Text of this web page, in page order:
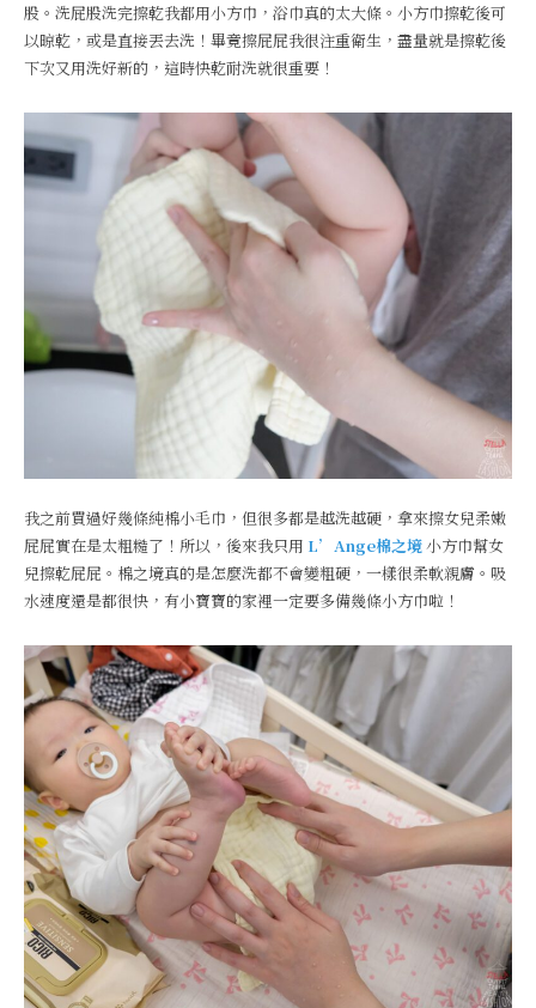
股。洗屁股洗完擦乾我都用小方巾，浴巾真的太大條。小方巾擦乾後可
以晾乾，或是直接丟去洗！畢竟擦屁屁我很注重衛生，盡量就是擦乾後
下次又用洗好新的，這時快乾耐洗就很重要！
我之前買過好幾條純棉小毛巾，但很多都是越洗越硬，拿來擦女兒柔嫩
屁屁實在是太粗糙了！所以，後來我只用 L’Ange棉之境小方巾幫女
兒擦乾屁屁。棉之境真的是怎麼洗都不會變粗硬，一樣很柔軟親膚。吸
水速度還是都很快，有小寶寶的家裡一定要多備幾條小方巾啦！